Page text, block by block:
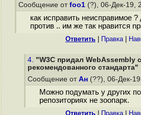
Сообщение от foo1 (?), 06-Дек-19,
как исправить неисправимое
против .. им же так нравится
Ответить Правка|
4. "W3C придал WebAssembly
рекомендованного стандарта"
Сообщение от Ан (??), 06-Дек-
Можно подумать у других
репозиториях не зоопарк.
Ответить Правка|